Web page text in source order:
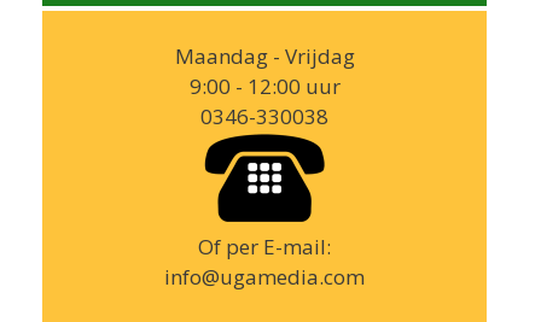
Maandag - Vrijdag
9:00 - 12:00 uur
0346-330038
Of per E-mail:
info@ugamedia.com